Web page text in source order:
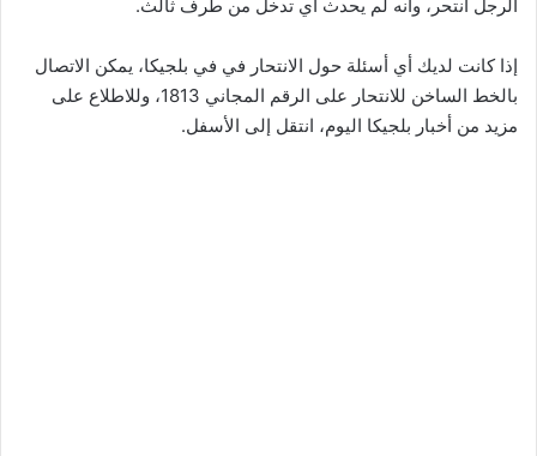
الرجل انتحر، وأنه لم يحدث أي تدخل من طرف ثالث.
إذا كانت لديك أي أسئلة حول الانتحار في في بلجيكا، يمكن الاتصال
بالخط الساخن للانتحار على الرقم المجاني 1813، وللاطلاع على
مزيد من أخبار بلجيكا اليوم، انتقل إلى الأسفل.